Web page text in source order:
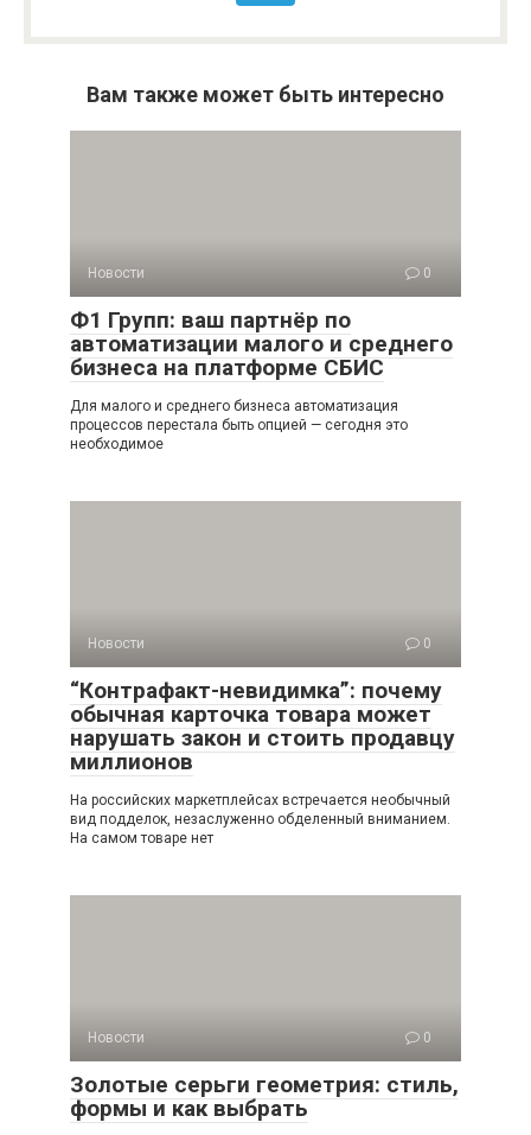
Вам также может быть интересно
Новости 0
Ф1 Групп: ваш партнёр по
автоматизации малого и среднего
бизнеса на платформе СБИС
Для малого и среднего бизнеса автоматизация
процессов перестала быть опцией — сегодня это
необходимое
Новости 0
“Контрафакт-невидимка”: почему
обычная карточка товара может
нарушать закон и стоить продавцу
миллионов
На российских маркетплейсах встречается необычный
вид подделок, незаслуженно обделенный вниманием.
На самом товаре нет
Новости 0
Золотые серьги геометрия: стиль,
формы и как выбрать